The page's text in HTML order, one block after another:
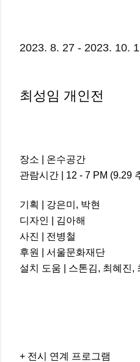
2023. 8. 27 - 2023. 10. 1
최성임 개인전
장소 | 온수공간
관람시간 | 12 - 7 PM (9.29
기획 | 강은미, 박현
디자인 | 김아해
사진 | 전병철
후원 | 서울문화재단
설치 도움 | 스톤김, 최혜진,
+ 전시 연계 프로그램